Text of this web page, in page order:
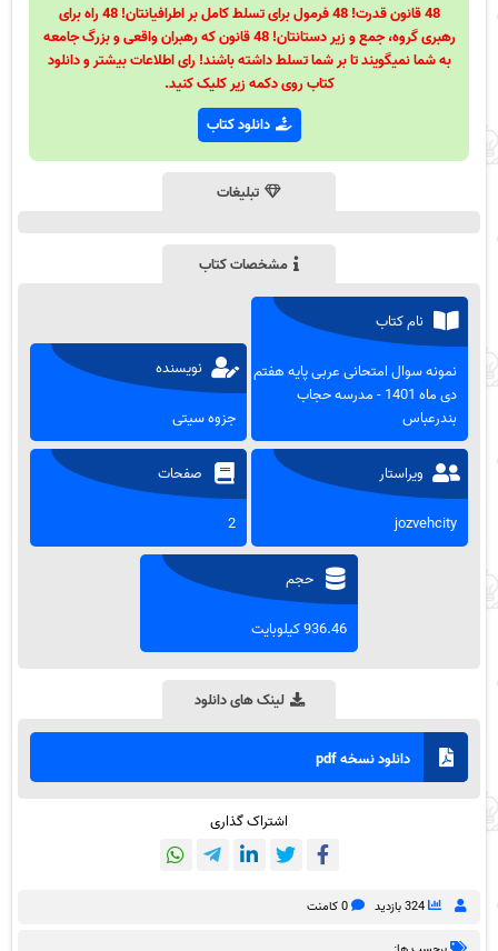
48 قانون قدرت! 48 فرمول برای تسلط کامل بر اطرافیانتان! 48 راه برای
رهبری گروه، جمع و زیر دستانتان! 48 قانون که رهبران واقعی و بزرگ جامعه
به شما نمیگویند تا بر شما تسلط داشته باشند! رای اطلاعات بیشتر و دانلود
کتاب روی دکمه زیر کلیک کنید.
دانلود کتاب
تبلیغات
مشخصات کتاب
نام کتاب
نمونه سوال امتحانی عربی پایه هفتم
دی ماه 1401 - مدرسه حجاب
بندرعباس
نویسنده
جزوه سیتی
ویراستار
jozvehcity
صفحات
2
حجم
936.46 کیلوبایت
لینک های دانلود
دانلود نسخه pdf
اشتراک گذاری
324 بازدید 0 کامنت